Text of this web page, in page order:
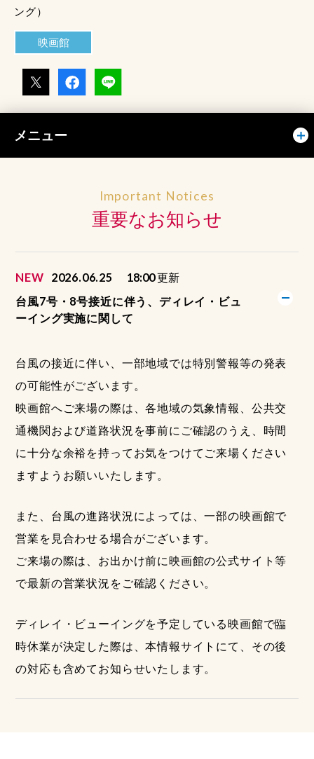
ング）
映画館
メニュー
Important Notices
重要なお知らせ
NEW 2026.06.25 18:00更新
台風7号・8号接近に伴う、ディレイ・ビュ
ーイング実施に関して
台風の接近に伴い、一部地域では特別警報等の発表
の可能性がございます。
映画館へご来場の際は、各地域の気象情報、公共交
通機関および道路状況を事前にご確認のうえ、時間
に十分な余裕を持ってお気をつけてご来場ください
ますようお願いいたします。
また、台風の進路状況によっては、一部の映画館で
営業を見合わせる場合がございます。
ご来場の際は、お出かけ前に映画館の公式サイト等
で最新の営業状況をご確認ください。
ディレイ・ビューイングを予定している映画館で臨
時休業が決定した際は、本情報サイトにて、その後
の対応も含めてお知らせいたします。